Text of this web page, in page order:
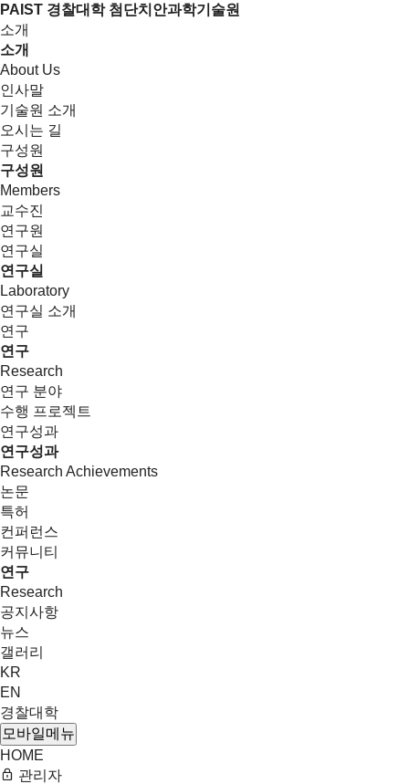
PAIST 경찰대학 첨단치안과학기술원
소개
소개
About Us
인사말
기술원 소개
오시는 길
구성원
구성원
Members
교수진
연구원
연구실
연구실
Laboratory
연구실 소개
연구
연구
Research
연구 분야
수행 프로젝트
연구성과
연구성과
Research Achievements
논문
특허
컨퍼런스
커뮤니티
연구
Research
공지사항
뉴스
갤러리
KR
EN
경찰대학
모바일메뉴
HOME
관리자